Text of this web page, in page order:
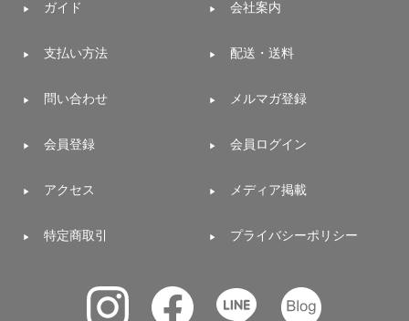
ガイド 会社案内
支払い方法 配送・送料
問い合わせ メルマガ登録
会員登録 会員ログイン
アクセス メディア掲載
特定商取引 プライバシーポリシー